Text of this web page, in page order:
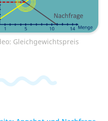
Gleichgewichtspreis